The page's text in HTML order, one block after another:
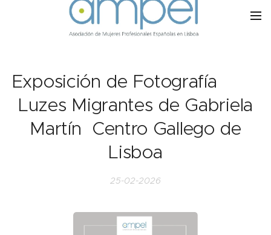
Exposición de Fotografía
Luzes Migrantes de Gabriela
Martín Centro Gallego de
Lisboa
25-02-2026